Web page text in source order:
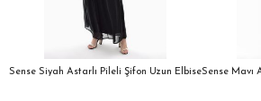
Sense Siyah Astarlı Pileli Şifon Uzun ElbiseSense Mavı